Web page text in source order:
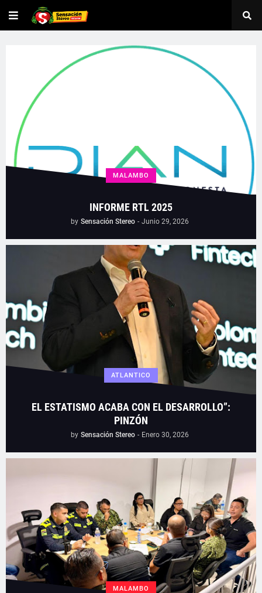
MALAMBO
INFORME RTL 2025
by Sensación Stereo - Junio 29, 2026
ATLANTICO
EL ESTATISMO ACABA CON EL DESARROLLO”:
PINZÓN
by Sensación Stereo - Enero 30, 2026
MALAMBO